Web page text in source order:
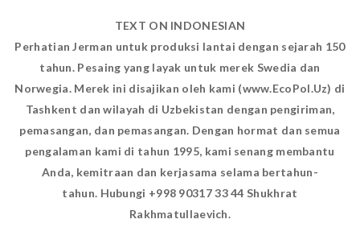
TEXT ON INDONESIAN
Perhatian Jerman untuk produksi lantai dengan sejarah 150
tahun. Pesaing yang layak untuk merek Swedia dan
Norwegia. Merek ini disajikan oleh kami (www.EcoPol.Uz) di
Tashkent dan wilayah di Uzbekistan dengan pengiriman,
pemasangan, dan pemasangan. Dengan hormat dan semua
pengalaman kami di tahun 1995, kami senang membantu
Anda, kemitraan dan kerjasama selama bertahun-
tahun. Hubungi +998 90317 33 44 Shukhrat
Rakhmatullaevich.